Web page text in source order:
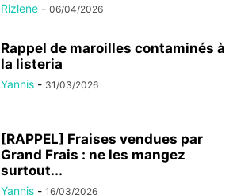
Rizlene - 06/04/2026
Rappel de maroilles contaminés à
la listeria
Yannis - 31/03/2026
[RAPPEL] Fraises vendues par
Grand Frais : ne les mangez
surtout...
Yannis - 16/03/2026